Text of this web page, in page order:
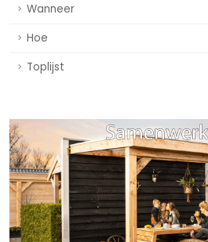
Wanneer
Hoe
Toplijst